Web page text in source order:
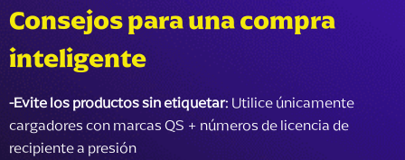
Consejos para una compra
inteligente
-Evite los productos sin etiquetar: Utilice únicamente
cargadores con marcas QS + números de licencia de
recipiente a presión